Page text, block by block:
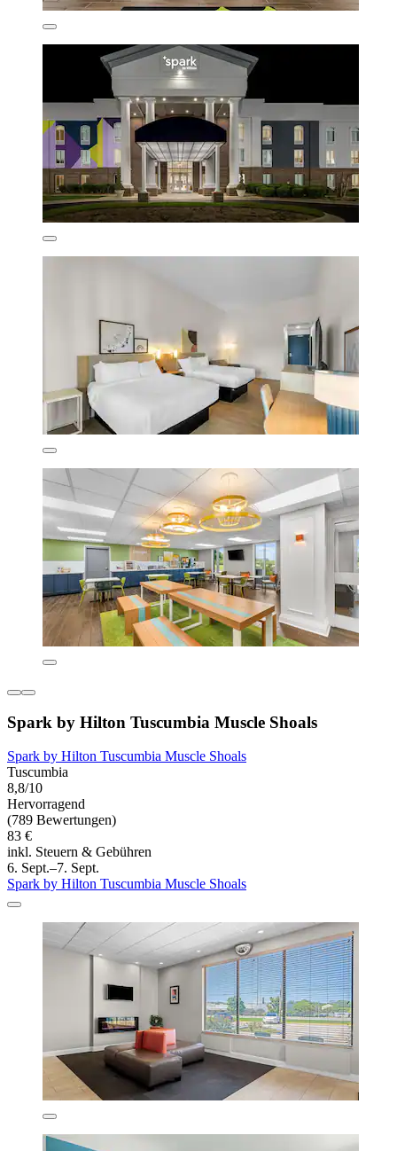
Spark by Hilton Tuscumbia Muscle Shoals
Spark by Hilton Tuscumbia Muscle Shoals
Tuscumbia
8,8/10
Hervorragend
(789 Bewertungen)
83 €
inkl. Steuern & Gebühren
6. Sept.–7. Sept.
Spark by Hilton Tuscumbia Muscle Shoals